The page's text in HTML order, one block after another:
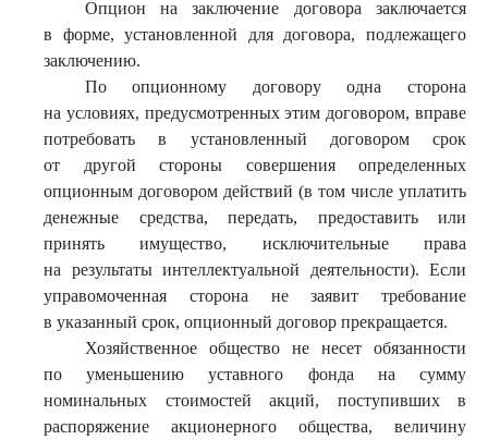
Опцион на заключение договора заключается
в форме, установленной для договора, подлежащего
заключению.
По опционному договору одна сторона
на условиях, предусмотренных этим договором, вправе
потребовать в установленный договором срок
от другой стороны совершения определенных
опционным договором действий (в том числе уплатить
денежные средства, передать, предоставить или
принять имущество, исключительные права
на результаты интеллектуальной деятельности). Если
управомоченная сторона не заявит требование
в указанный срок, опционный договор прекращается.
Хозяйственное общество не несет обязанности
по уменьшению уставного фонда на сумму
номинальных стоимостей акций, поступивших в
распоряжение акционерного общества, величину